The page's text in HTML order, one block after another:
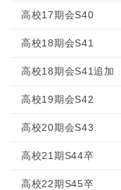
高校17期会S40
高校18期会S41
高校18期会S41追加
高校19期会S42
高校20期会S43
高校21期S44卒
高校22期S45卒